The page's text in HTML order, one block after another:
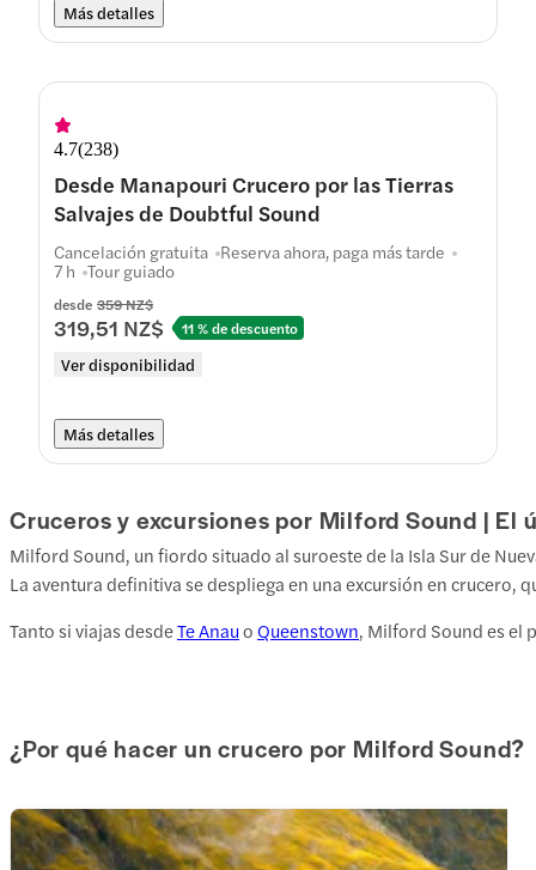
Más detalles
4.7(238)
Desde Manapouri Crucero por las Tierras
Salvajes de Doubtful Sound
desde 359 NZ$
319,51 NZ$ 11 % de descuento
Ver disponibilidad
Cancelación gratuita Reserva ahora, paga más tarde
7 h Tour guiado
Más detalles
Cruceros y excursiones por Milford Sound |
Milford Sound, un fiordo situado al suroeste de la Isla Sur de
La aventura definitiva se despliega en una excursión en
Tanto si viajas desdeTe Anauo Queenstown, Milford Sound es el
¿Por qué hacer un crucero por Milford Sound?